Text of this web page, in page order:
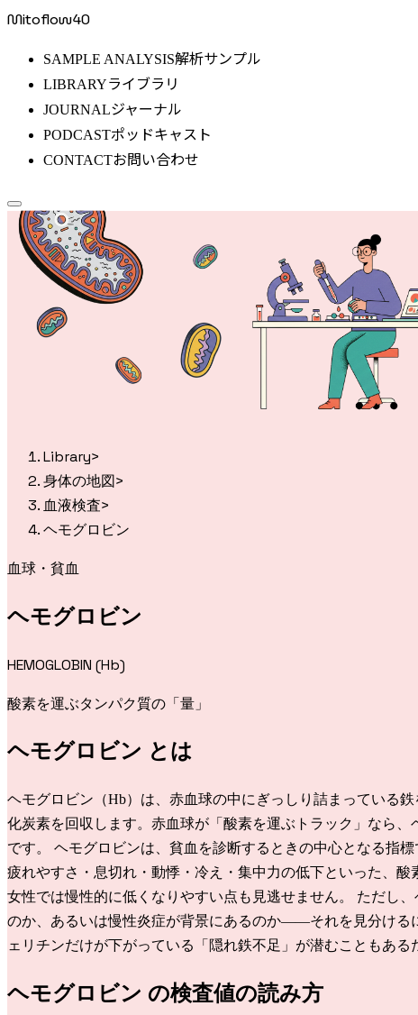
Mitoflow40
SAMPLE ANALYSIS解析サンプル
LIBRARYライブラリ
JOURNALジャーナル
PODCASTポッドキャスト
CONTACTお問い合わせ
Library>
身体の地図>
血液検査>
ヘモグロビン
血球・貧血
ヘモグロビン
HEMOGLOBIN (Hb)
酸素を運ぶタンパク質の「量」
ヘモグロビン とは
ヘモグロビン（Hb）は、赤血球の中にぎっしり詰まっている
化炭素を回収します。赤血球が「酸素を運ぶトラック」なら
です。 ヘモグロビンは、貧血を診断するときの中心となる指
疲れやすさ・息切れ・動悸・冷え・集中力の低下といった、
女性では慢性的に低くなりやすい点も見逃せません。 ただし
のか、あるいは慢性炎症が背景にあるのか——それを見分ける
ェリチンだけが下がっている「隠れ鉄不足」が潜むこともあ
ヘモグロビン の検査値の読み方